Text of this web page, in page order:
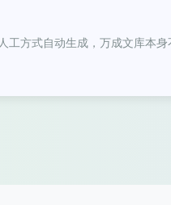
方式自动生成，万成文库本